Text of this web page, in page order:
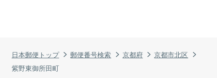
日本郵便トップ 郵便番号検索 京都府
京都市北区
紫野東御所田町